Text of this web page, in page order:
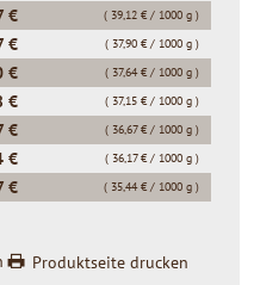
€ ( 39,12 € / 1000 g )
€ ( 37,90 € / 1000 g )
€ ( 37,64 € / 1000 g )
€ ( 37,15 € / 1000 g )
€ ( 36,67 € / 1000 g )
€ ( 36,17 € / 1000 g )
€ ( 35,44 € / 1000 g )
Produktseite drucken